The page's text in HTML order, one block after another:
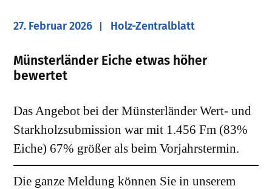
27. Februar 2026 Holz-Zentralblatt
​Münsterländer Eiche etwas höher
bewertet
Das Angebot bei der Münsterländer Wert- und
Starkholzsubmission war mit 1.456 Fm (83%
Eiche) 67% größer als beim Vorjahrstermin.
Die ganze Meldung können Sie in unserem